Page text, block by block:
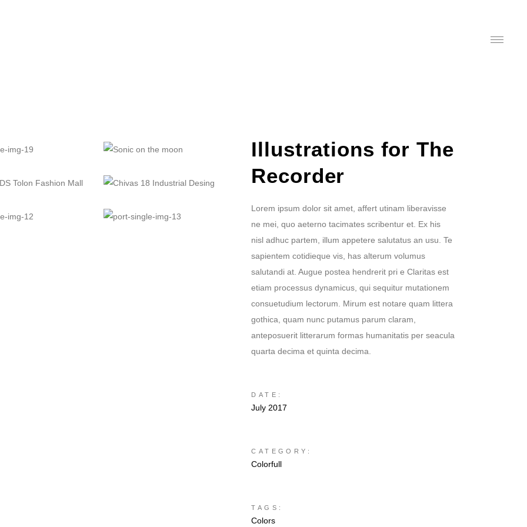
Illustrations for The
Recorder
Lorem ipsum dolor sit amet, affert utinam liberavisse
ne mei, quo aeterno tacimates scribentur et. Ex his
nisl adhuc partem, illum appetere salutatus an usu. Te
sapientem cotidieque vis, has alterum volumus
salutandi at. Augue postea hendrerit pri e Claritas est
etiam processus dynamicus, qui sequitur mutationem
consuetudium lectorum. Mirum est notare quam littera
gothica, quam nunc putamus parum claram,
anteposuerit litterarum formas humanitatis per seacula
quarta decima et quinta decima.
DATE:
July 2017
CATEGORY:
Colorfull
TAGS:
Colors